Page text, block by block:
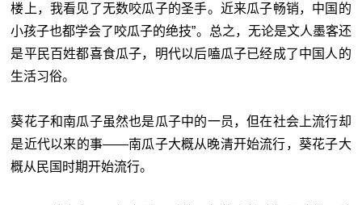
楼上，我看见了无数咬瓜子的圣手。近来瓜子畅销，中国的
小孩子也都学会了咬瓜子的绝技”。总之，无论是文人墨客还
是平民百姓都喜食瓜子，明代以后嗑瓜子已经成了中国人的
生活习俗。
葵花子和南瓜子虽然也是瓜子中的一员，但在社会上流行却
是近代以来的事——南瓜子大概从晚清开始流行，葵花子大
概从民国时期开始流行。